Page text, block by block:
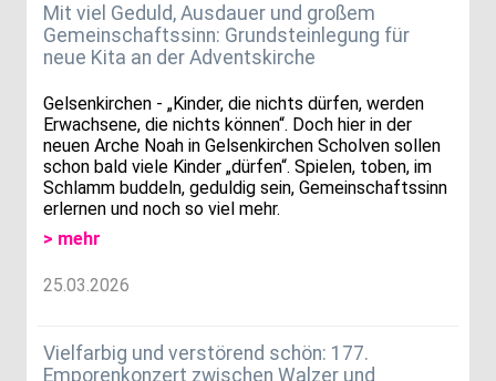
Mit viel Geduld, Ausdauer und großem
Gemeinschaftssinn: Grundsteinlegung für
neue Kita an der Adventskirche
Gelsenkirchen - „Kinder, die nichts dürfen, werden
Erwachsene, die nichts können“. Doch hier in der
neuen Arche Noah in Gelsenkirchen Scholven sollen
schon bald viele Kinder „dürfen“. Spielen, toben, im
Schlamm buddeln, geduldig sein, Gemeinschaftssinn
erlernen und noch so viel mehr.
> mehr
25.03.2026
Vielfarbig und verstörend schön: 177.
Emporenkonzert zwischen Walzer und